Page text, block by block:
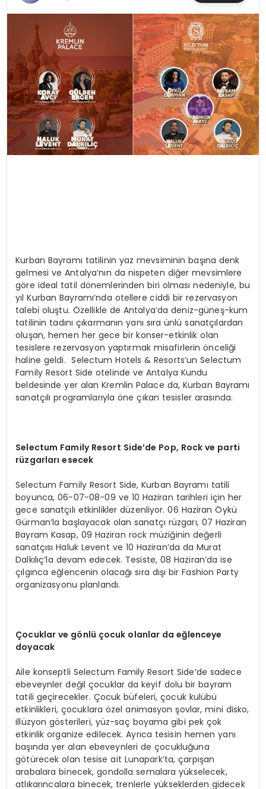
MAGAZIN
SAĞLIK
TEKNOLOJI
YAŞAM
Kurban Bayramı tatilinin yaz mevsiminin başına denk
gelmesi ve Antalya’nın da nispeten diğer mevsimlere
göre ideal tatil dönemlerinden biri olması nedeniyle, bu
yıl Kurban Bayramı’nda otellere ciddi bir rezervasyon
talebi oluştu. Özellikle de Antalya’da deniz-güneş-kum
tatilinin tadını çıkarmanın yanı sıra ünlü sanatçılardan
oluşan, hemen her gece bir konser-etkinlik olan
tesislere rezervasyon yaptırmak misafirlerin önceliği
haline geldi. Selectum Hotels & Resorts’un Selectum
Family Resort Side otelinde ve Antalya Kundu
beldesinde yer alan Kremlin Palace da, Kurban Bayramı
sanatçılı programlarıyla öne çıkan tesisler arasında.
Selectum Family Resort Side’de Pop, Rock ve parti
rüzgarları esecek
Selectum Family Resort Side, Kurban Bayramı tatili
boyunca, 06-07-08-09 ve 10 Haziran tarihleri için her
gece sanatçılı etkinlikler düzenliyor. 06 Haziran Öykü
Gürman’la başlayacak olan sanatçı rüzgarı, 07 Haziran
Bayram Kasap, 09 Haziran rock müziğinin değerli
sanatçısı Haluk Levent ve 10 Haziran’da da Murat
Dalkılıç’la devam edecek. Tesiste, 08 Haziran’da ise
çılgınca eğlencenin olacağı sıra dışı bir Fashion Party
organizasyonu planlandı.
Çocuklar ve gönlü çocuk olanlar da eğlenceye
doyacak
Aile konseptli Selectum Family Resort Side’de sadece
ebeveynler değil çocuklar da keyif dolu bir bayram
tatili geçirecekler. Çocuk büfeleri, çocuk kulübü
etkinlikleri, çocuklara özel animasyon şovlar, mini disko,
illüzyon gösterileri, yüz-saç boyama gibi pek çok
etkinlik organize edilecek. Ayrıca tesisin hemen yanı
başında yer alan ebeveynleri de çocukluğuna
götürecek olan tesise ait Lunapark’ta, çarpışan
arabalara binecek, gondolla semalara yükselecek,
atlıkarıncalara binecek, trenlerle yükseklerden gidecek